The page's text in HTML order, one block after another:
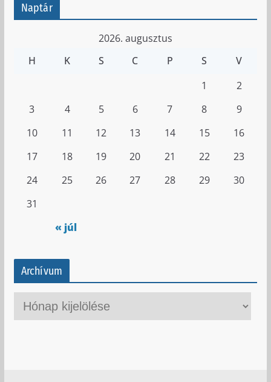
Naptár
2026. augusztus
H
K S C P S V
« júl
1
2
3
4 5 6 7 8
9
10
11 12 13 14 15
16
17
18 19 20 21 22
23
24
25 26 27 28 29
30
31
Archívum
r